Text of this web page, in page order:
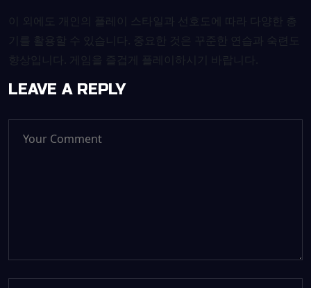
이 외에도 개인의 플레이 스타일과 선호도에 따라 다양한 총
기를 활용할 수 있습니다. 중요한 것은 꾸준한 연습과 숙련도
향상입니다. 게임을 즐겁게 플레이하시기 바랍니다.
LEAVE A REPLY